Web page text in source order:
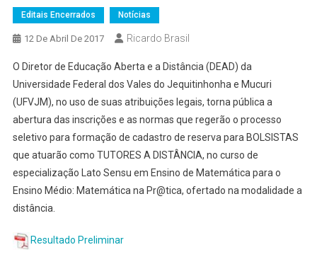
Editais Encerrados Notícias
12 De Abril De 2017 Ricardo Brasil
O Diretor de Educação Aberta e a Distância (DEAD) da
Universidade Federal dos Vales do Jequitinhonha e Mucuri
(UFVJM), no uso de suas atribuições legais, torna pública a
abertura das inscrições e as normas que regerão o processo
seletivo para formação de cadastro de reserva para BOLSISTAS
que atuarão como TUTORES A DISTÂNCIA, no curso de
especialização Lato Sensu em Ensino de Matemática para o
Ensino Médio: Matemática na Pr@tica, ofertado na modalidade a
distância.
Resultado Preliminar